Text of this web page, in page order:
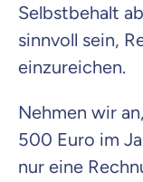
Selbstbehalt
sinnvoll sein,
einzureichen.
Nehmen wir
500 Euro im
nur eine